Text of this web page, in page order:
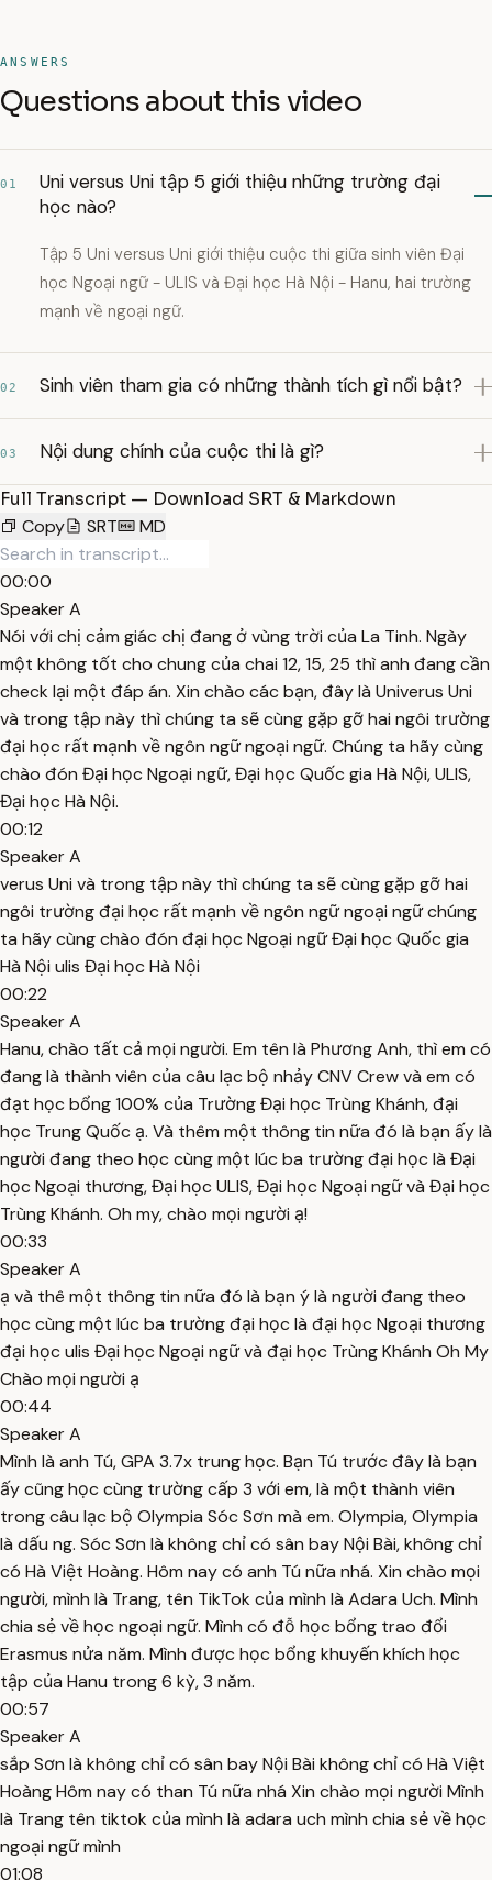
ANSWERS
Questions about this video
01
Uni versus Uni tập 5 giới thiệu những trường đại
học nào?
Tập 5 Uni versus Uni giới thiệu cuộc thi giữa sinh viên Đại
học Ngoại ngữ - ULIS và Đại học Hà Nội - Hanu, hai trường
mạnh về ngoại ngữ.
02 Sinh viên tham gia có những thành tích gì nổi bật?
03 Nội dung chính của cuộc thi là gì?
Full Transcript — Download SRT & Markdown
Copy
SRT MD
00:00
Speaker A
Nói với chị cảm giác chị đang ở vùng trời của La Tinh. Ngày
một không tốt cho chung của chai 12, 15, 25 thì anh đang cần
check lại một đáp án. Xin chào các bạn, đây là Univerus Uni
và trong tập này thì chúng ta sẽ cùng gặp gỡ hai ngôi trường
đại học rất mạnh về ngôn ngữ ngoại ngữ. Chúng ta hãy cùng
chào đón Đại học Ngoại ngữ, Đại học Quốc gia Hà Nội, ULIS,
Đại học Hà Nội.
00:12
Speaker A
verus Uni và trong tập này thì chúng ta sẽ cùng gặp gỡ hai
ngôi trường đại học rất mạnh về ngôn ngữ ngoại ngữ chúng
ta hãy cùng chào đón đại học Ngoại ngữ Đại học Quốc gia
Hà Nội ulis Đại học Hà Nội
00:22
Speaker A
Hanu, chào tất cả mọi người. Em tên là Phương Anh, thì em có
đang là thành viên của câu lạc bộ nhảy CNV Crew và em có
đạt học bổng 100% của Trường Đại học Trùng Khánh, đại
học Trung Quốc ạ. Và thêm một thông tin nữa đó là bạn ấy là
người đang theo học cùng một lúc ba trường đại học là Đại
học Ngoại thương, Đại học ULIS, Đại học Ngoại ngữ và Đại học
Trùng Khánh. Oh my, chào mọi người ạ!
00:33
Speaker A
ạ và thê một thông tin nữa đó là bạn ý là người đang theo
học cùng một lúc ba trường đại học là đại học Ngoại thương
đại học ulis Đại học Ngoại ngữ và đại học Trùng Khánh Oh My
Chào mọi người ạ
00:44
Speaker A
Mình là anh Tú, GPA 3.7x trung học. Bạn Tú trước đây là bạn
ấy cũng học cùng trường cấp 3 với em, là một thành viên
trong câu lạc bộ Olympia Sóc Sơn mà em. Olympia, Olympia
là dấu ng. Sóc Sơn là không chỉ có sân bay Nội Bài, không chỉ
có Hà Việt Hoàng. Hôm nay có anh Tú nữa nhá. Xin chào mọi
người, mình là Trang, tên TikTok của mình là Adara Uch. Mình
chia sẻ về học ngoại ngữ. Mình có đỗ học bổng trao đổi
Erasmus nửa năm. Mình được học bổng khuyến khích học
tập của Hanu trong 6 kỳ, 3 năm.
00:57
Speaker A
sắp Sơn là không chỉ có sân bay Nội Bài không chỉ có Hà Việt
Hoàng Hôm nay có than Tú nữa nhá Xin chào mọi người Mình
là Trang tên tiktok của mình là adara uch mình chia sẻ về học
ngoại ngữ mình
01:08